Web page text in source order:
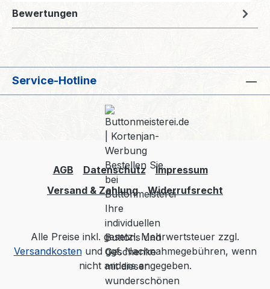
Bewertungen
Service-Hotline
AGB Datenschutz
Impressum
Versand & Zahlung
Widerrufsrecht
Alle Preise inkl. gesetzl. Mehrwertsteuer zzgl.
Versandkostenund ggf. Nachnahmegebühren, wenn
nicht anders angegeben.